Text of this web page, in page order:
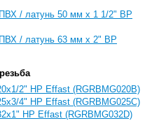
/ латунь 50 мм x 1 1/2" ВР
/ латунь 63 мм x 2" ВР
2" HР Effast (RGRBMG020B)
4" HР Effast (RGRBMG025C)
HР Effast (RGRBMG032D)